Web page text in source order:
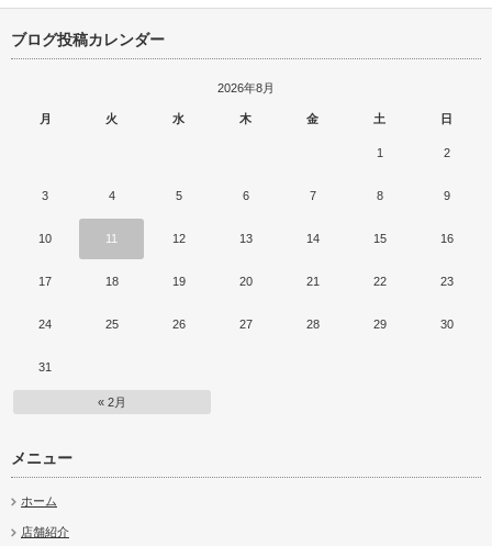
ブリヂス
中古車の入荷です！！ホンダパナソニック ギュッ
ブログ投稿カレンダー
2026年8月
月 火 水 木 金 土 日
« 2月
1 2
3 4 5 6 7 8 9
10 11 12 13 14 15 16
17 18 19 20 21 22 23
24 25 26 27 28 29 30
31
メニュー
ホーム
店舗紹介